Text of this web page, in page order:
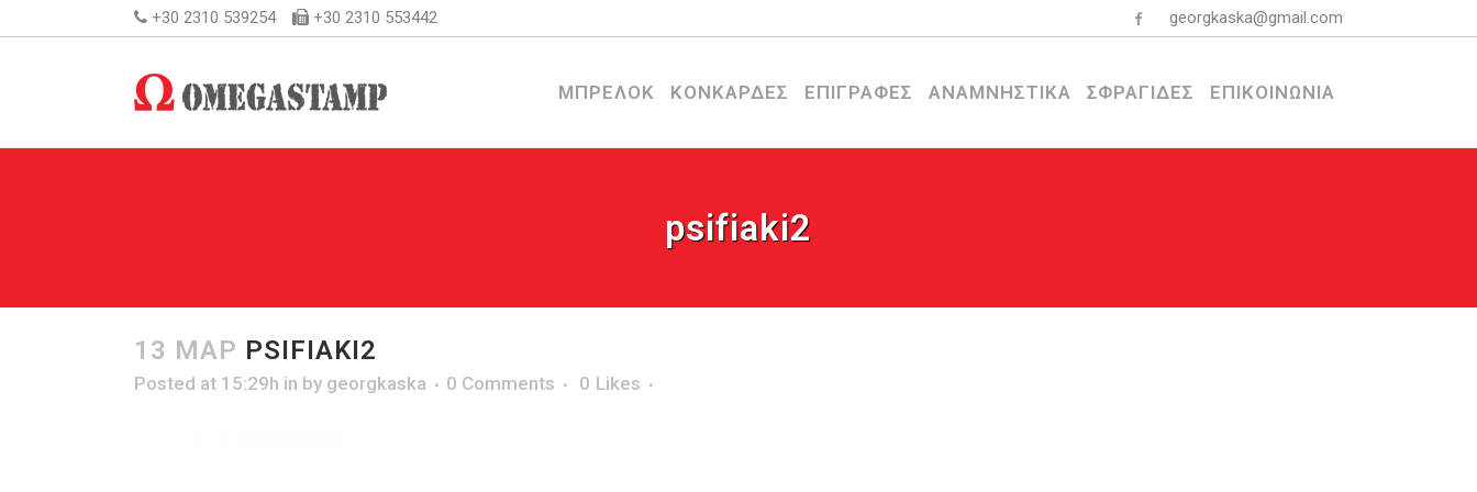
+30 2310 539254 +30 2310 553442 georgkaska@gmail.com
ΜΠΡΕΛΟΚ ΚΟΝΚΑΡΔΕΣ ΕΠΙΓΡΑΦΕΣ ΑΝΑΜΝΗΣΤΙΚΑ ΣΦΡΑΓΙΔΕΣ ΕΠΙΚΟΙΝΩΝΙΑ
psifiaki2
13 ΜΑΡ PSIFIAKI2
Posted at 15:29h in by georgkaska 0 Comments 0 Likes